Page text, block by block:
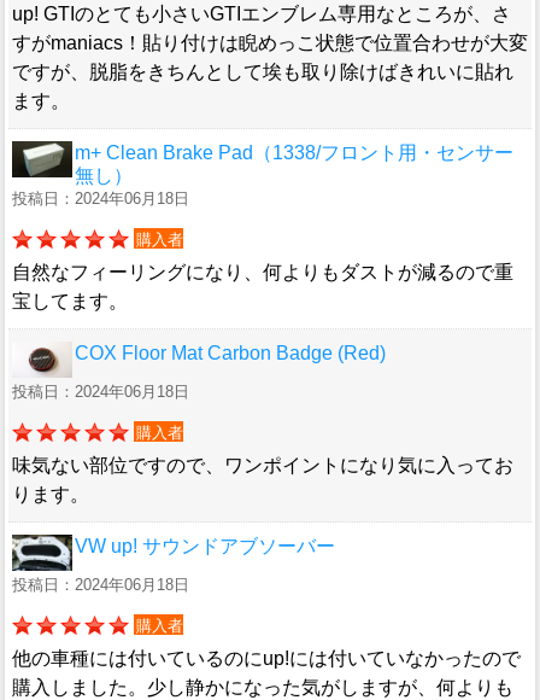
up! GTIのとても小さいGTIエンブレム専用なところが、さ
すがmaniacs！貼り付けは睨めっこ状態で位置合わせが大変
ですが、脱脂をきちんとして埃も取り除けばきれいに貼れ
ます。
m+ Clean Brake Pad（1338/フロント用・センサー
無し）
投稿日：2024年06月18日
購入者
自然なフィーリングになり、何よりもダストが減るので重
宝してます。
COX Floor Mat Carbon Badge (Red)
投稿日：2024年06月18日
購入者
味気ない部位ですので、ワンポイントになり気に入ってお
ります。
VW up! サウンドアブソーバー
投稿日：2024年06月18日
購入者
他の車種には付いているのにup!には付いていなかったので
購入しました。少し静かになった気がしますが、何よりも